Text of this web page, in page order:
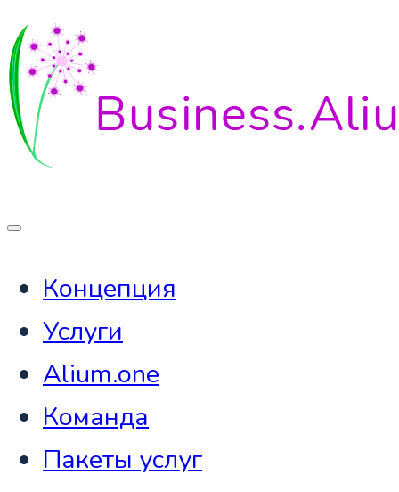
Концепция
Услуги
Alium.one
Команда
Пакеты услуг